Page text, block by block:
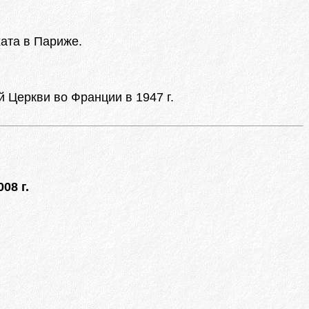
в Париже.
во Франции в 1947 г.
г.